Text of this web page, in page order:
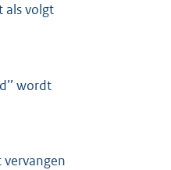
als volgt
wordt
vervangen